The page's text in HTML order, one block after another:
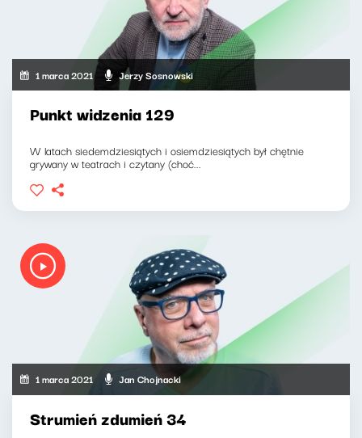
1 marca 2021 Jerzy Sosnowski
Punkt widzenia 129
W latach siedemdziesiątych i osiemdziesiątych był chętnie
grywany w teatrach i czytany (choć...
1 marca 2021 Jan Chojnacki
Strumień zdumień 34